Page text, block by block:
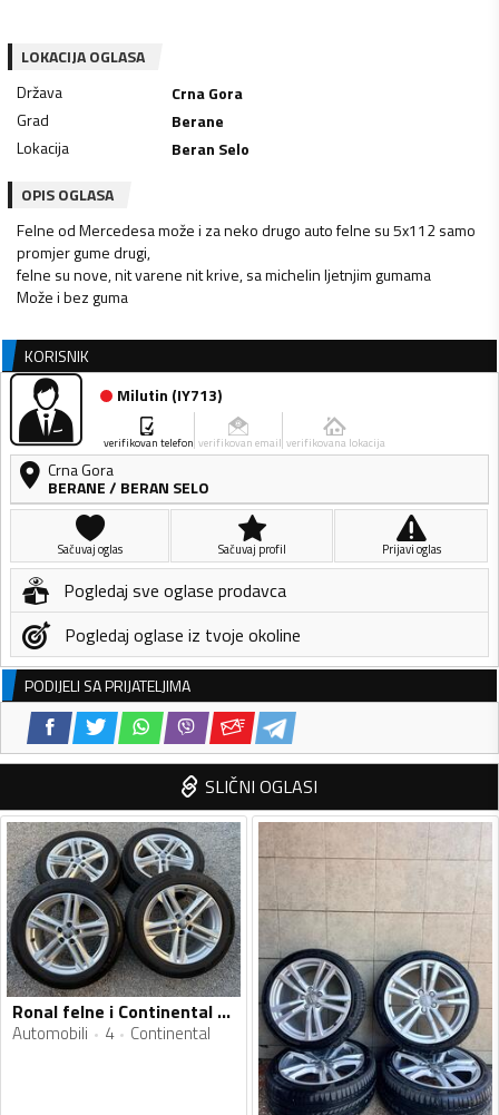
LOKACIJA OGLASA
Država
Crna Gora
Grad
Berane
Lokacija
Beran Selo
OPIS OGLASA
Felne od Mercedesa može i za neko drugo auto felne su 5x112 samo
promjer gume drugi,
felne su nove, nit varene nit krive, sa michelin ljetnjim gumama
Može i bez guma
KORISNIK
Milutin (IY713)
verifikovan telefon verifikovan email verifikovana lokacija
Crna Gora
BERANE/ BERAN SELO
Sačuvaj oglas Sačuvaj profil Prijavi oglas
Pogledaj sve oglase prodavca
Pogledaj oglase iz tvoje okoline
PODIJELI SA PRIJATELJIMA
SLIČNI OGLASI
Ronal felne i Continental gume
Automobili 4 Continental